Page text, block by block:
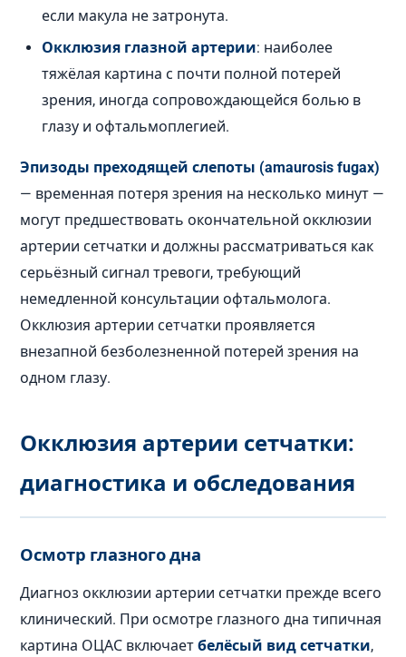
если макула не затронута.
Окклюзия глазной артерии: наиболее
тяжёлая картина с почти полной потерей
зрения, иногда сопровождающейся болью в
глазу и офтальмоплегией.
Эпизоды преходящей слепоты (amaurosis fugax)
— временная потеря зрения на несколько минут —
могут предшествовать окончательной окклюзии
артерии сетчатки и должны рассматриваться как
серьёзный сигнал тревоги, требующий
немедленной консультации офтальмолога.
Окклюзия артерии сетчатки проявляется
внезапной безболезненной потерей зрения на
одном глазу.
Окклюзия артерии сетчатки:
диагностика и обследования
Осмотр глазного дна
Диагноз окклюзии артерии сетчатки прежде всего
клинический. При осмотре глазного дна типичная
картина ОЦАС включаетбелёсый вид сетчатки,